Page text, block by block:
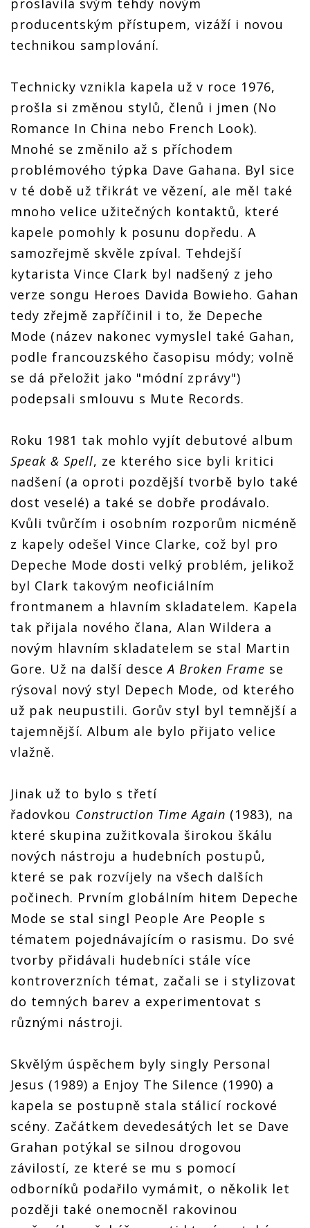
proslavila svým tehdy novým
producentským přístupem, vizáží i novou
technikou samplování.
Technicky vznikla kapela už v roce 1976,
prošla si změnou stylů, členů i jmen (No
Romance In China nebo French Look).
Mnohé se změnilo až s příchodem
problémového týpka Dave Gahana. Byl sice
v té době už třikrát ve vězení, ale měl také
mnoho velice užitečných kontaktů, které
kapele pomohly k posunu dopředu. A
samozřejmě skvěle zpíval. Tehdejší
kytarista Vince Clark byl nadšený z jeho
verze songu Heroes Davida Bowieho. Gahan
tedy zřejmě zapříčinil i to, že Depeche
Mode (název nakonec vymyslel také Gahan,
podle francouzského časopisu módy; volně
se dá přeložit jako "módní zprávy")
podepsali smlouvu s Mute Records.
Roku 1981 tak mohlo vyjít debutové album
Speak & Spell, ze kterého sice byli kritici
nadšení (a oproti pozdější tvorbě bylo také
dost veselé) a také se dobře prodávalo.
Kvůli tvůrčím i osobním rozporům nicméně
z kapely odešel Vince Clarke, což byl pro
Depeche Mode dosti velký problém, jelikož
byl Clark takovým neoficiálním
frontmanem a hlavním skladatelem. Kapela
tak přijala nového člana, Alan Wildera a
novým hlavním skladatelem se stal Martin
Gore. Už na další desceA Broken Frame se
rýsoval nový styl Depech Mode, od kterého
už pak neupustili. Gorův styl byl temnější a
tajemnější. Album ale bylo přijato velice
vlažně.
Jinak už to bylo s třetí
řadovkou Construction Time Again (1983), na
které skupina zužitkovala širokou škálu
nových nástroju a hudebních postupů,
které se pak rozvíjely na všech dalších
počinech. Prvním globálním hitem Depeche
Mode se stal singl People Are People s
tématem pojednávajícím o rasismu. Do své
tvorby přidávali hudebníci stále více
kontroverzních témat, začali se i stylizovat
do temných barev a experimentovat s
různými nástroji.
Skvělým úspěchem byly singly Personal
Jesus (1989) a Enjoy The Silence (1990) a
kapela se postupně stala stálicí rockové
scény. Začátkem devedesátých let se Dave
Grahan potýkal se silnou drogovou
závilostí, ze které se mu s pomocí
odborníků podařilo vymámit, o několik let
později také onemocněl rakovinou